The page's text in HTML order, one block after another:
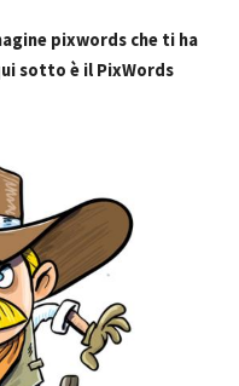
pixwords che ti ha
sotto è il PixWords